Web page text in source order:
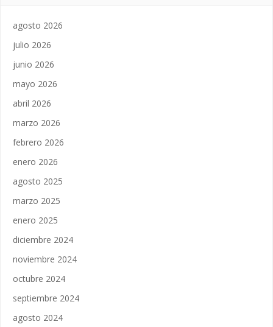
agosto 2026
julio 2026
junio 2026
mayo 2026
abril 2026
marzo 2026
febrero 2026
enero 2026
agosto 2025
marzo 2025
enero 2025
diciembre 2024
noviembre 2024
octubre 2024
septiembre 2024
agosto 2024